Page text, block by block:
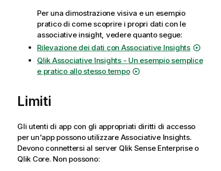
Per una dimostrazione visiva e un esempio
pratico di come scoprire i propri dati con le
associative insight, vedere quanto segue:
Rilevazione dei dati con Associative Insights
Qlik Associative Insights - Un esempio semplice
e pratico allo stesso tempo
Limiti
Gli utenti di app con gli appropriati diritti di accesso
per un'app possono utilizzare Associative Insights.
Devono connettersi al server Qlik Sense Enterpriseo
Qlik Core. Non possono: